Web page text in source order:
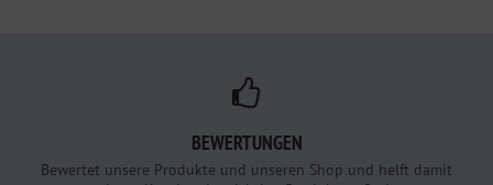
BEWERTUNGEN
Bewertet unsere Produkte und unseren Shop und helft damit